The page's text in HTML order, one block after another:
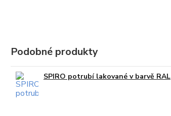
Podobné produkty
SPIRO potrubí lakované v barvě RAL